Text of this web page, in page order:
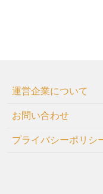
運営企業について
お問い合わせ
プライバシーポリシ